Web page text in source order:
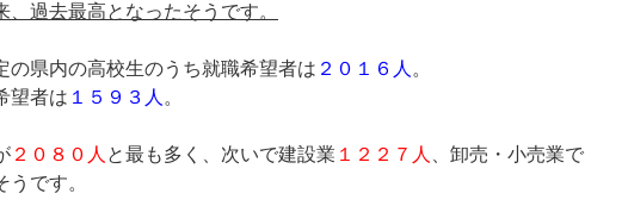
過去最高となったそうです。
の県内の高校生のうち就職希望者は ２０１６人。
望者は １５９３人。
２０８０人 と最も多く、次いで建設業 １２２７人 、卸売・小売業で
です。